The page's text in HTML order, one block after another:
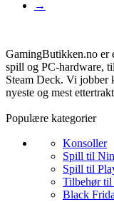
→
GamingButikken.no er
spill og PC-hardware,
Steam Deck. Vi jobber
nyeste og mest
Populære kategorier
Konsoller
Spill til
Spill til
Tilbehør
Black